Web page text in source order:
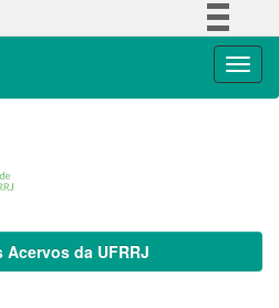
da UFRRJ